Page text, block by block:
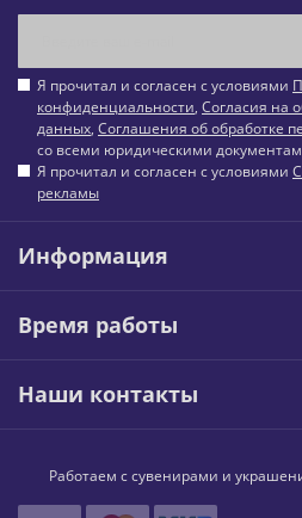
Я прочитал и согласен с условиями
конфиденциальности, Согласия на
данных, Соглашения об обработке
со всеми юридическими
Я прочитал и согласен с условиями
рекламы
Информация
Время работы
Наши контакты
Работаем с сувенирами и